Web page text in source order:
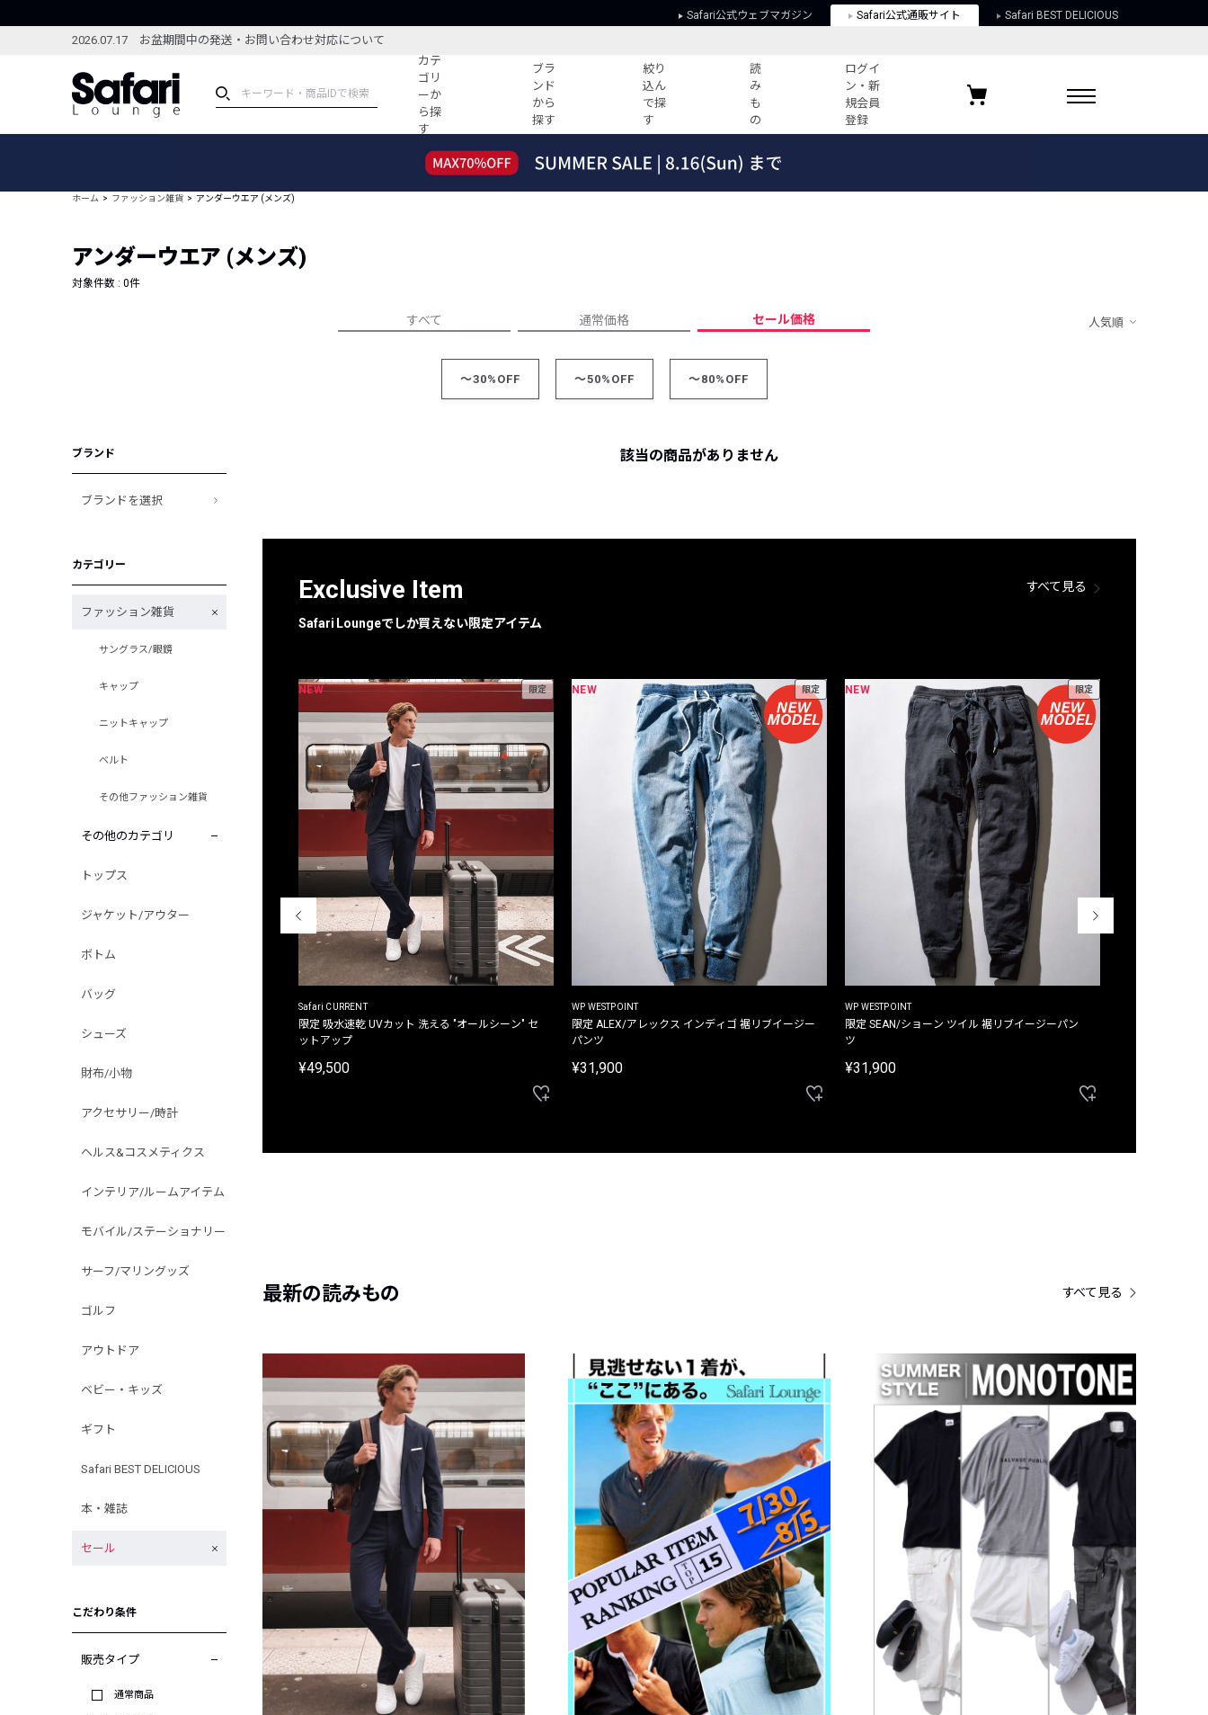
Safari公式ウェブマガジン Safari公式通販サイト Safari BEST DELICIOUS
2026.07.17 お盆期間中の発送・お問い合わせ対応について
カテ
ゴリ
ーか
ら探
す
ブラ
ンド
から
探す
絞り
込ん
で探
す
読
み
も
の
ログイ
ン・新
規会員
登録
ブランドから探す
新着アイテム
編集部のおすすめアイテム
特集記事
コーディネート
すべての記事
人気記事ランキング
ウィークリーコーデ
プライバシーポリシー
お気に入りブランド
ホーム ファッション雑貨 アンダーウエア (メンズ)
アンダーウエア (メンズ)
対象件数 : 0件
すべて 通常価格 セール価格 人気順
～30%OFF ～50%OFF ～80%OFF
ブランド
ブランドを選択
カテゴリー
ファッション雑貨
サングラス/眼鏡
キャップ
ニットキャップ
ベルト
その他ファッション雑貨
その他のカテゴリ
トップス
ジャケット/アウター
ボトム
バッグ
シューズ
財布/小物
アクセサリー/時計
ヘルス&コスメティクス
インテリア/ルームアイテム
モバイル/ステーショナリー
サーフ/マリングッズ
ゴルフ
アウトドア
ベビー・キッズ
ギフト
Safari BEST DELICIOUS
本・雑誌
セール
こだわり条件
販売タイプ
通常商品
該当の商品がありません
Exclusive Item
Safari Loungeでしか買えない限定アイテム
すべて見る
NEW 限定
Safari CURRENT
限定 吸水速乾 UVカット 洗える "オールシーン" セ
ットアップ
¥49,500
NEW 限定
WP WESTPOINT
限定 ALEX/アレックス インディゴ 裾リブイージー
パンツ
¥31,900
NEW 限定
WP WESTPOINT
限定 SEAN/ショーン ツイル 裾リブイージーパン
ツ
¥31,900
最新の読みもの すべて見る